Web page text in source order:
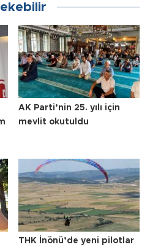
AK Parti’nin 25. yılı için
mevlit okutuldu
THK İnönü’de yeni pilotlar